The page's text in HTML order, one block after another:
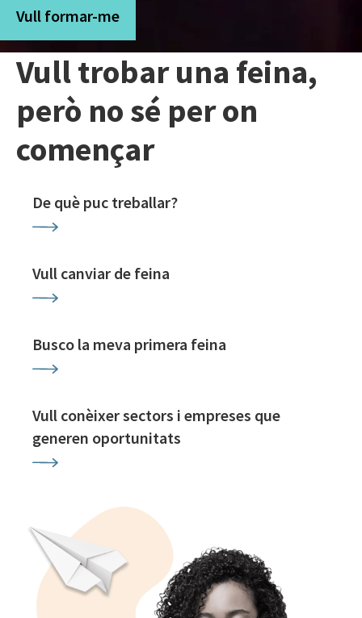
Vull formar-me
Vull trobar una feina,
però no sé per on
començar
De què puc treballar?
Vull canviar de feina
Busco la meva primera feina
Vull conèixer sectors i empreses que
generen oportunitats